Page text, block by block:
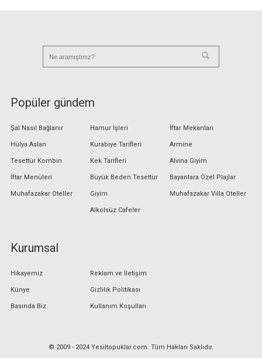
Popüler gündem
Şal Nasıl Bağlanır
Hülya Aslan
Tesettür Kombin
İftar Menüleri
Muhafazakar Oteller
Hamur İşleri
Kurabiye Tarifleri
Kek Tarifleri
Büyük Beden Tesettür
Giyim
Alkolsüz Cafeler
İftar Mekanları
Armine
Alvina Giyim
Bayanlara Özel Plajlar
Muhafazakar Villa Oteller
Kurumsal
Hikayemiz
Künye
Basında Biz
Reklam ve İletişim
Gizlilik Politikası
Kullanım Koşulları
© 2009 - 2024 Yesiltopuklar.com. Tüm Hakları Saklıdır.